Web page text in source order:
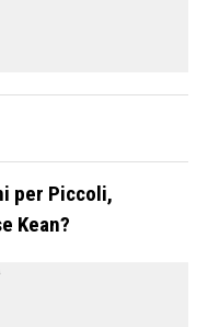
per Piccoli,
Kean?